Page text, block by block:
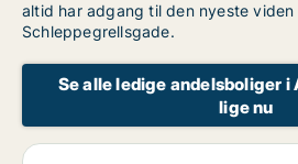
altid har adgang til den nyeste viden
Schleppegrellsgade.
Se alle ledige andelsboliger i
lige nu